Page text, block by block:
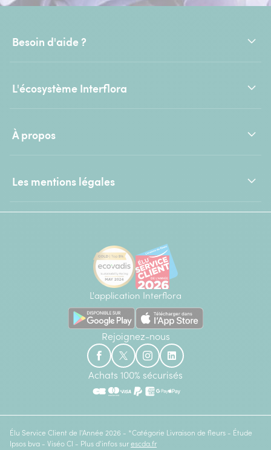
Besoin d'aide ?
L'écosystème Interflora
À propos
Les mentions légales
L'application Interflora
Rejoignez-nous
Achats 100% sécurisés
Élu Service Client de l'Année 2026 - *Catégorie Livraison de fleurs - Étude
Ipsos bva - Viséo CI - Plus d'infos sur escda.fr